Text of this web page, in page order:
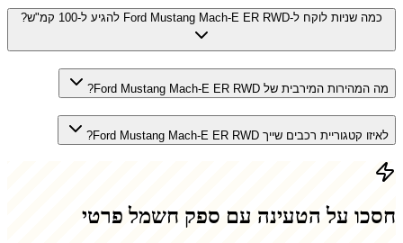
כמה שניות לוקח ל-Ford Mustang Mach-E ER RWD להגיע ל-100 קמ"ש?
מה המהירות המירבית של Ford Mustang Mach-E ER RWD?
לאיזו קטגוריית רכבים שייך Ford Mustang Mach-E ER RWD?
חסכו על הטעינה עם ספק חשמל פרטי